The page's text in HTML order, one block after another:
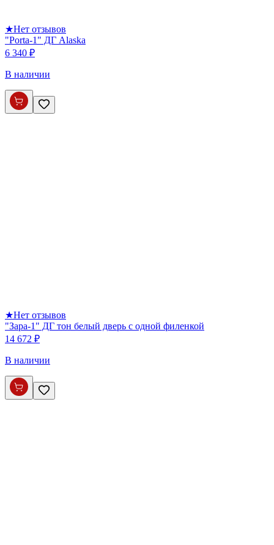
★Нет отзывов
"Porta-1" ДГ Alaska
6 340 ₽
В наличии
★Нет отзывов
"Зара-1" ДГ тон белый дверь с одной филенкой
14 672 ₽
В наличии